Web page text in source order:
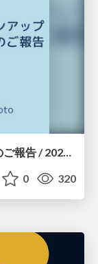
OSPN.JPバージョンアップ作業進捗のご報告 / 20260801-osc26kyoto
0 320